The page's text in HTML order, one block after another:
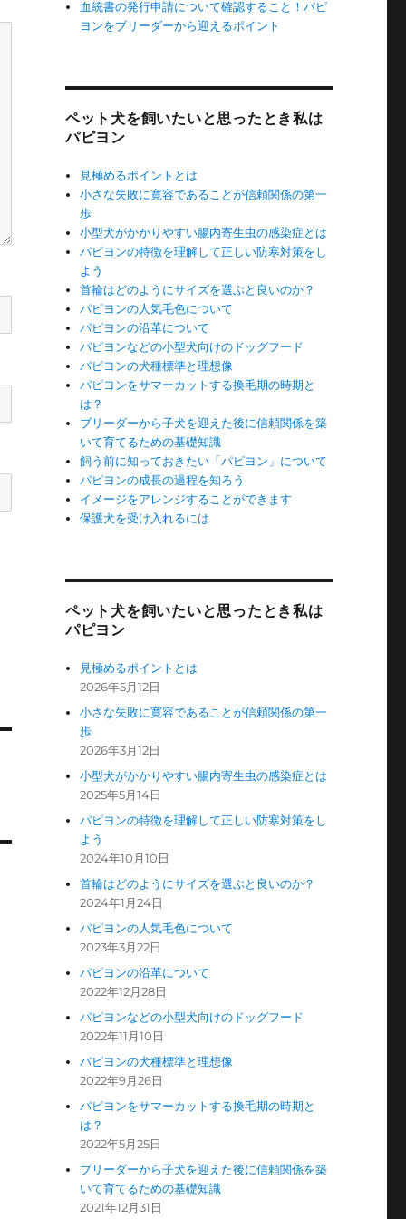
血統書の発行申請について確認すること！パピ
ヨンをブリーダーから迎えるポイント
ペット犬を飼いたいと思ったとき私は
パピヨン
見極めるポイントとは
小さな失敗に寛容であることが信頼関係の第一
歩
小型犬がかかりやすい腸内寄生虫の感染症とは
パピヨンの特徴を理解して正しい防寒対策をし
よう
首輪はどのようにサイズを選ぶと良いのか？
パピヨンの人気毛色について
パピヨンの沿革について
パピヨンなどの小型犬向けのドッグフード
パピヨンの犬種標準と理想像
パピヨンをサマーカットする換毛期の時期と
は？
ブリーダーから子犬を迎えた後に信頼関係を築
いて育てるための基礎知識
飼う前に知っておきたい「パピヨン」について
パピヨンの成長の過程を知ろう
イメージをアレンジすることができます
保護犬を受け入れるには
ペット犬を飼いたいと思ったとき私は
パピヨン
見極めるポイントとは
2026年5月12日
小さな失敗に寛容であることが信頼関係の第一
歩
2026年3月12日
小型犬がかかりやすい腸内寄生虫の感染症とは
2025年5月14日
パピヨンの特徴を理解して正しい防寒対策をし
よう
2024年10月10日
首輪はどのようにサイズを選ぶと良いのか？
2024年1月24日
パピヨンの人気毛色について
2023年3月22日
パピヨンの沿革について
2022年12月28日
パピヨンなどの小型犬向けのドッグフード
2022年11月10日
パピヨンの犬種標準と理想像
2022年9月26日
パピヨンをサマーカットする換毛期の時期と
は？
2022年5月25日
ブリーダーから子犬を迎えた後に信頼関係を築
いて育てるための基礎知識
2021年12月31日